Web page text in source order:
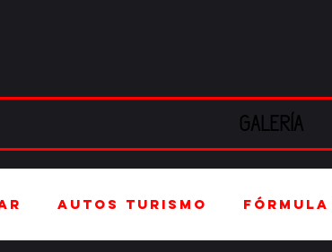
GALERÍA
Autos Turismo Fórmula